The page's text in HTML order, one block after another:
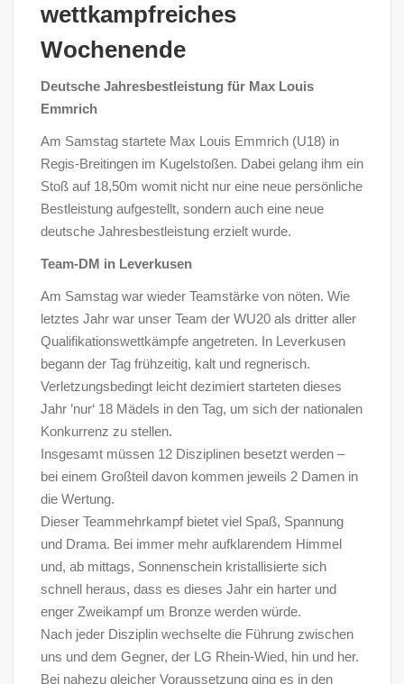
wettkampfreiches
Wochenende
Deutsche Jahresbestleistung für Max Louis
Emmrich
Am Samstag startete Max Louis Emmrich (U18) in
Regis-Breitingen im Kugelstoßen. Dabei gelang ihm ein
Stoß auf 18,50m womit nicht nur eine neue persönliche
Bestleistung aufgestellt, sondern auch eine neue
deutsche Jahresbestleistung erzielt wurde.
Team-DM in Leverkusen
Am Samstag war wieder Teamstärke von nöten. Wie
letztes Jahr war unser Team der WU20 als dritter aller
Qualifikationswettkämpfe angetreten. In Leverkusen
begann der Tag frühzeitig, kalt und regnerisch.
Verletzungsbedingt leicht dezimiert starteten dieses
Jahr ’nur‘ 18 Mädels in den Tag, um sich der nationalen
Konkurrenz zu stellen.
Insgesamt müssen 12 Disziplinen besetzt werden –
bei einem Großteil davon kommen jeweils 2 Damen in
die Wertung.
Dieser Teammehrkampf bietet viel Spaß, Spannung
und Drama. Bei immer mehr aufklarendem Himmel
und, ab mittags, Sonnenschein kristallisierte sich
schnell heraus, dass es dieses Jahr ein harter und
enger Zweikampf um Bronze werden würde.
Nach jeder Disziplin wechselte die Führung zwischen
uns und dem Gegner, der LG Rhein-Wied, hin und her.
Bei nahezu gleicher Voraussetzung ging es in den